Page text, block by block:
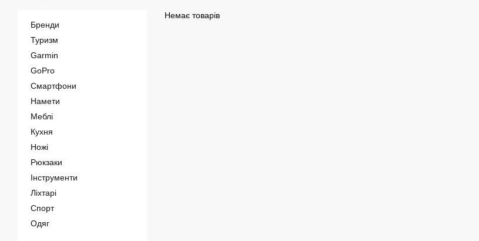
Немає товарів
Бренди
Туризм
Garmin
GoPro
Смартфони
Намети
Меблі
Кухня
Ножі
Рюкзаки
Інструменти
Ліхтарі
Спорт
Одяг